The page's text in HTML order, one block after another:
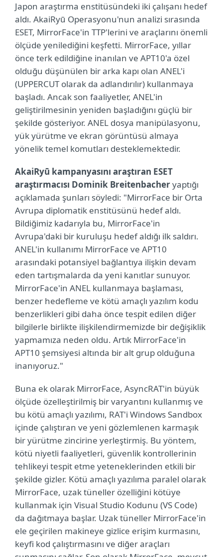
Japon araştırma enstitüsündeki iki çalışanı hedef
aldı. AkaiRyū Operasyonu'nun analizi sırasında
ESET, MirrorFace'in TTP'lerini ve araçlarını önemli
ölçüde yenilediğini keşfetti. MirrorFace, yıllar
önce terk edildiğine inanılan ve APT10'a özel
olduğu düşünülen bir arka kapı olan ANEL'i
(UPPERCUT olarak da adlandırılır) kullanmaya
başladı. Ancak son faaliyetler, ANEL'in
geliştirilmesinin yeniden başladığını güçlü bir
şekilde gösteriyor. ANEL dosya manipülasyonu,
yük yürütme ve ekran görüntüsü almaya
yönelik temel komutları desteklemektedir.
AkaiRyū kampanyasını araştıran ESET
araştırmacısı Dominik Breitenbacheryaptığı
açıklamada şunları söyledi: "MirrorFace bir Orta
Avrupa diplomatik enstitüsünü hedef aldı.
Bildiğimiz kadarıyla bu, MirrorFace'in
Avrupa'daki bir kuruluşu hedef aldığı ilk saldırı.
ANEL'in kullanımı MirrorFace ve APT10
arasındaki potansiyel bağlantıya ilişkin devam
eden tartışmalarda da yeni kanıtlar sunuyor.
MirrorFace'in ANEL kullanmaya başlaması,
benzer hedefleme ve kötü amaçlı yazılım kodu
benzerlikleri gibi daha önce tespit edilen diğer
bilgilerle birlikte ilişkilendirmemizde bir değişiklik
yapmamıza neden oldu. Artık MirrorFace'in
APT10 şemsiyesi altında bir alt grup olduğuna
inanıyoruz."
Buna ek olarak MirrorFace, AsyncRAT'in büyük
ölçüde özelleştirilmiş bir varyantını kullanmış ve
bu kötü amaçlı yazılımı, RAT'i Windows Sandbox
içinde çalıştıran ve yeni gözlemlenen karmaşık
bir yürütme zincirine yerleştirmiş. Bu yöntem,
kötü niyetli faaliyetleri, güvenlik kontrollerinin
tehlikeyi tespit etme yeteneklerinden etkili bir
şekilde gizler. Kötü amaçlı yazılıma paralel olarak
MirrorFace, uzak tüneller özelliğini kötüye
kullanmak için Visual Studio Kodunu (VS Code)
da dağıtmaya başlar. Uzak tüneller MirrorFace'in
ele geçirilen makineye gizlice erişim kurmasını,
keyfi kod çalıştırmasını ve diğer araçları